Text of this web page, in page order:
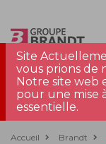
Site
vous prions de
Notre site web
pour une mise
essentielle.
Accueil Brandt